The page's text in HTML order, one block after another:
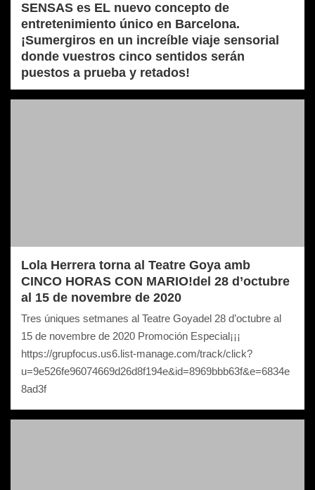
SENSAS es EL nuevo concepto de
entretenimiento único en Barcelona.
¡Sumergiros en un increíble viaje sensorial
donde vuestros cinco sentidos serán
puestos a prueba y retados!
Lola Herrera torna al Teatre Goya amb
CINCO HORAS CON MARIO!del 28 d’octubre
al 15 de novembre de 2020
Tres úniques setmanes al Teatre Goyadel 28 d’octubre al
15 de novembre de 2020 Promoción Especial¡¡¡
https://grupfocus.us6.list-manage.com/track/click?
u=9e526fe96074669d26d8f194e&id=8969bbb63f&e=6834e
8ad3f